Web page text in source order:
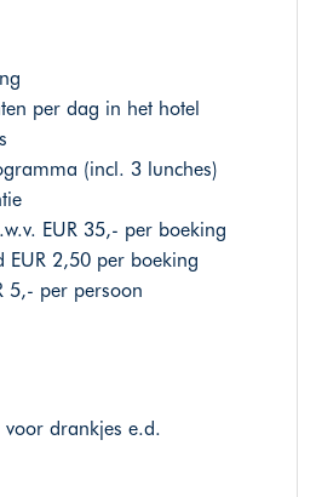
per dag in het hotel
(incl. 3 lunches)
EUR 35,- per boeking
2,50 per boeking
5,- per persoon
voor drankjes e.d.